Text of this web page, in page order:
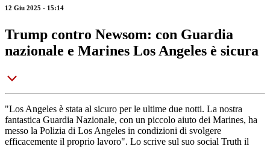
12 Giu 2025 - 15:14
Trump contro Newsom: con Guardia
nazionale e Marines Los Angeles è sicura
"Los Angeles è stata al sicuro per le ultime due notti. La nostra
fantastica Guardia Nazionale, con un piccolo aiuto dei Marines, ha
messo la Polizia di Los Angeles in condizioni di svolgere
efficacemente il proprio lavoro". Lo scrive sul suo social Truth il